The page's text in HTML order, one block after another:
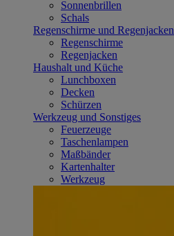
Sonnenbrillen
Schals
Regenschirme und Regenjacken
Regenschirme
Regenjacken
Haushalt und Küche
Lunchboxen
Decken
Schürzen
Werkzeug und Sonstiges
Feuerzeuge
Taschenlampen
Maßbänder
Kartenhalter
Werkzeug